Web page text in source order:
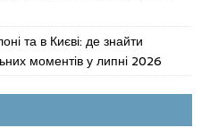
та в Києві: де знайти
моментів у липні 2026